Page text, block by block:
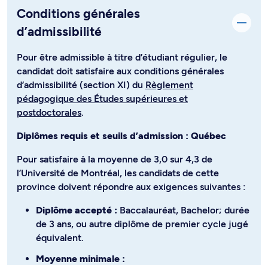
Conditions générales
d’admissibilité
Pour être admissible à titre d’étudiant régulier, le
candidat doit satisfaire aux conditions générales
d’admissibilité (section XI) du Règlement
pédagogique des Études supérieures et
postdoctorales.
Diplômes requis et seuils d’admission : Québec
Pour satisfaire à la moyenne de 3,0 sur 4,3 de
l’Université de Montréal, les candidats de cette
province doivent répondre aux exigences suivantes :
Diplôme accepté : Baccalauréat, Bachelor; durée
de 3 ans, ou autre diplôme de premier cycle jugé
équivalent.
Moyenne minimale :